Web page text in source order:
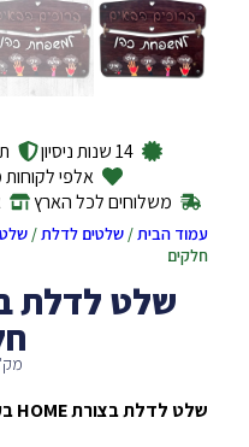
14 שנות ניסיון
אלפי לקוחות
משלוחים לכל הארץ
עמוד הבית/שלטים לדלת/
חלקים
שלט לדלת
מק"ט:
שלט לדלת בצורת HOME בעיצוב אישי